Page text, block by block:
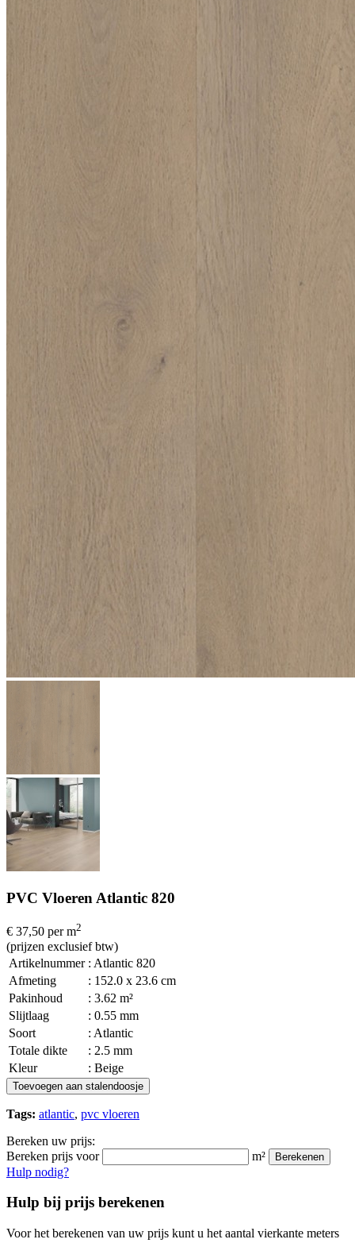
PVC Vloeren Atlantic 820
€ 37,50 per m2
(prijzen exclusief btw)
Artikelnummer : Atlantic 820
Afmeting
: 152.0 x 23.6 cm
Pakinhoud
: 3.62 m²
Slijtlaag
: 0.55 mm
Soort
: Atlantic
Totale dikte
: 2.5 mm
Kleur
: Beige
Toevoegen aan stalendoosje
Tags: atlantic, pvc vloeren
Bereken uw prijs:
Bereken prijs voor
m² Berekenen
Hulp nodig?
Hulp bij prijs berekenen
Voor het berekenen van uw prijs kunt u het aantal vierkante meters